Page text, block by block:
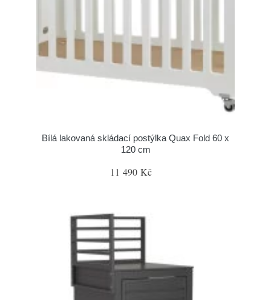
Bílá lakovaná skládací postýlka Quax Fold 60 x
120 cm
11 490 Kč